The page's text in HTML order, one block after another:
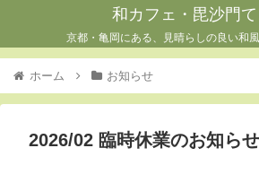
和カフェ・毘沙門
京都・亀岡にある、見晴らしの良い和風
ホーム お知らせ
2026/02 臨時休業のお知らせ